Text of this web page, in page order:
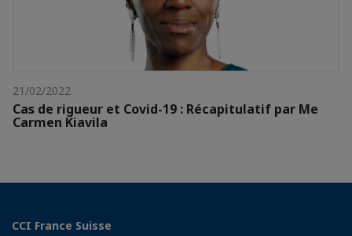
21/02/2022
Cas de rigueur et Covid-19 : Récapitulatif par Me
Carmen Kiavila
CCI France Suisse